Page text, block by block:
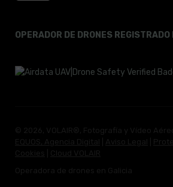
OPERADOR DE DRONES